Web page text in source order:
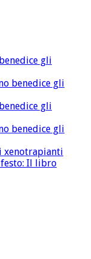
gli
benedice gli
gli
benedice gli
xenotrapianti
Il libro